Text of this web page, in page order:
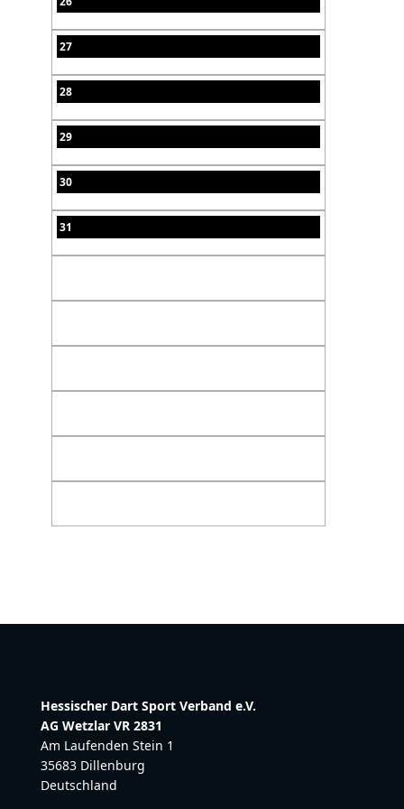
27
28
29
30
31
Hessischer Dart Sport Verband e.V.
AG Wetzlar VR 2831
Am Laufenden Stein 1
35683 Dillenburg
Deutschland